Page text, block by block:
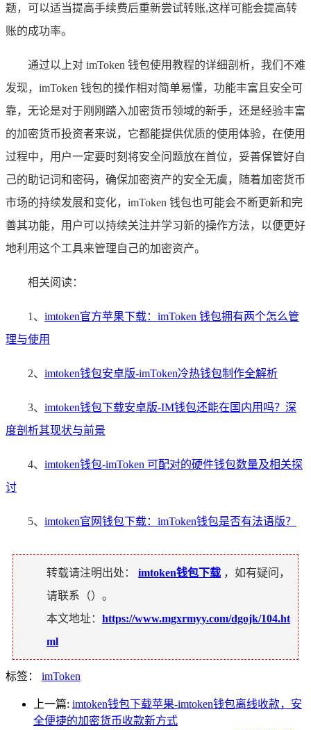
题，可以适当提高手续费后重新尝试转账,这样可能会提高转
账的成功率。
通过以上对 imToken 钱包使用教程的详细剖析，我们不难
发现，imToken 钱包的操作相对简单易懂，功能丰富且安全可
靠，无论是对于刚刚踏入加密货币领域的新手，还是经验丰富
的加密货币投资者来说，它都能提供优质的使用体验，在使用
过程中，用户一定要时刻将安全问题放在首位，妥善保管好自
己的助记词和密码，确保加密资产的安全无虞，随着加密货币
市场的持续发展和变化，imToken 钱包也可能会不断更新和完
善其功能，用户可以持续关注并学习新的操作方法，以便更好
地利用这个工具来管理自己的加密资产。
相关阅读：
1、 imtoken官方苹果下载：imToken 钱包拥有两个怎么管
理与使用
2、 imtoken钱包安卓版-imToken冷热钱包制作全解析
3、 imtoken钱包下载安卓版-IM钱包还能在国内用吗？深
度剖析其现状与前景
4、 imtoken钱包-imToken 可配对的硬件钱包数量及相关探
讨
5、 imtoken官网钱包下载：imToken钱包是否有法语版？
转载请注明出处： imtoken钱包下载 ，如有疑问，
请联系（）。
本文地址： https://www.mgxrmyy.com/dgojk/104.ht
ml
标签： imToken
上一篇: imtoken钱包下载苹果-imtoken钱包离线收款，安
全便捷的加密货币收款新方式